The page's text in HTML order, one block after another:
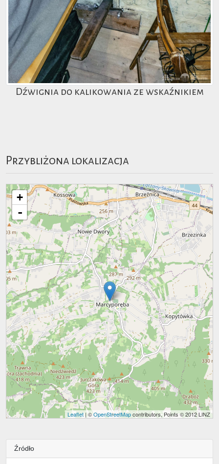
Dźwignia do kalikowania ze wskaźnikiem
Przybliżona lokalizacja
+
-
Leaflet | ©OpenStreetMapcontributors, Points © 2012 LINZ
Źródło